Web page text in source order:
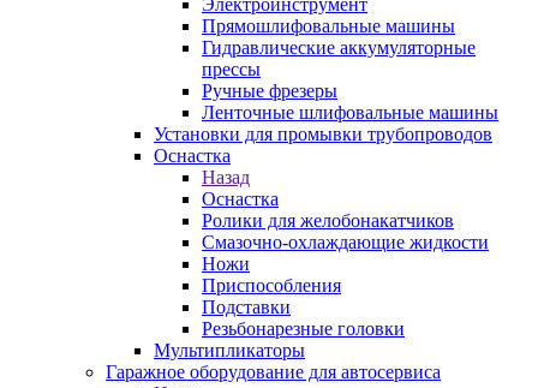
Электроинструмент
Прямошлифовальные машины
Гидравлические аккумуляторные
прессы
Ручные фрезеры
Ленточные шлифовальные машины
Установки для промывки трубопроводов
Оснастка
Назад
Оснастка
Ролики для желобонакатчиков
Смазочно-охлаждающие жидкости
Ножи
Приспособления
Подставки
Резьбонарезные головки
Мультипликаторы
Гаражное оборудование для автосервиса